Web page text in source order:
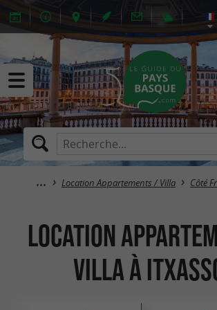
Location Appartements / Villa Côté
Location
Villa à